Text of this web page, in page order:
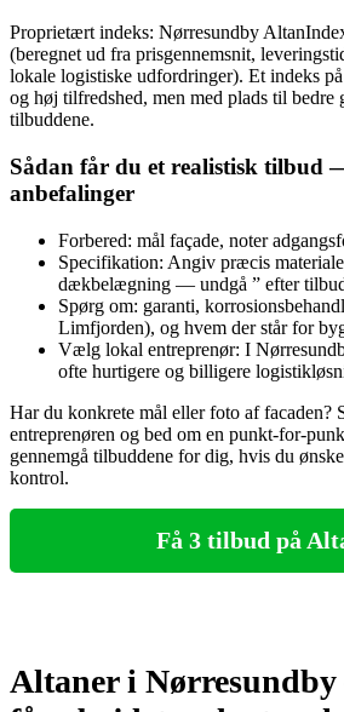
Proprietært indeks: Nørresundby
(beregnet ud fra prisgennemsnit,
lokale logistiske udfordringer). Et indeks
og høj tilfredshed, men med plads til bedre
tilbuddene.
Sådan får du et realistisk tilbud
anbefalinger
Forbered: mål façade, noter
Specifikation: Angiv præcis
dækbelægning — undgå ” efter
Spørg om: garanti,
Limfjorden), og hvem der står for
Vælg lokal entreprenør: I
ofte hurtigere og billigere
Har du konkrete mål eller foto af facaden?
entreprenøren og bed om en punkt-for-
gennemgå tilbuddene for dig, hvis du
kontrol.
Få 3 tilbud på
Altaner i